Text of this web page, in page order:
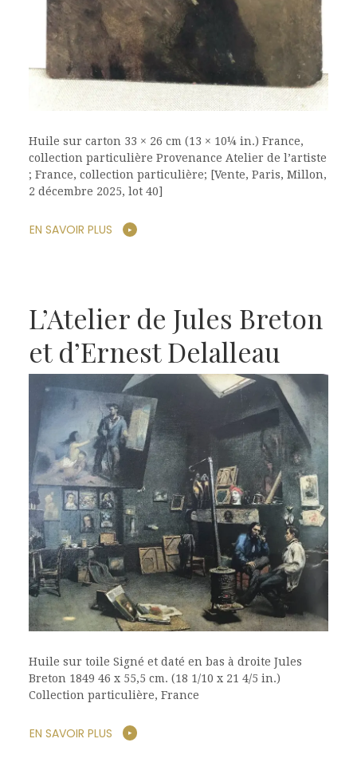
Huile sur carton 33 × 26 cm (13 × 10¼ in.) France,
collection particulière Provenance Atelier de l’artiste
; France, collection particulière; [Vente, Paris, Millon,
2 décembre 2025, lot 40]
EN SAVOIR PLUS
L’Atelier de Jules Breton
et d’Ernest Delalleau
Huile sur toile Signé et daté en bas à droite Jules
Breton 1849 46 x 55,5 cm. (18 1/10 x 21 4/5 in.)
Collection particulière, France
EN SAVOIR PLUS